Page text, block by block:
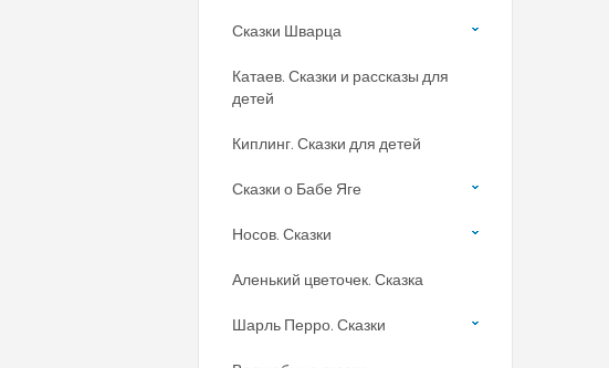
Сказки Шварца
Катаев. Сказки и рассказы для
детей
Киплинг. Сказки для детей
Сказки о Бабе Яге
Носов. Сказки
Аленький цветочек. Сказка
Шарль Перро. Сказки